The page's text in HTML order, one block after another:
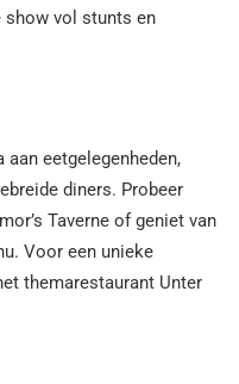
show vol stunts en
eetgelegenheden,
diners. Probeer
Taverne of geniet van
Voor een unieke
themarestaurant Unter